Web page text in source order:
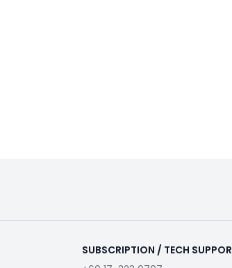
SUBSCRIPTION / TECH